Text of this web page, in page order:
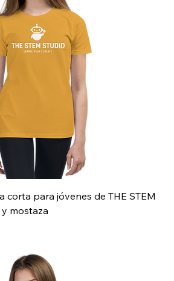
corta para jóvenes de THE STEM
mostaza